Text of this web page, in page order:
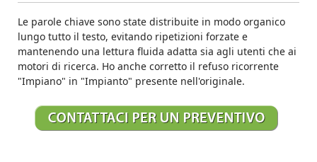
Le parole chiave sono state distribuite in modo organico
lungo tutto il testo, evitando ripetizioni forzate e
mantenendo una lettura fluida adatta sia agli utenti che ai
motori di ricerca. Ho anche corretto il refuso ricorrente
"Impiano" in "Impianto" presente nell'originale.